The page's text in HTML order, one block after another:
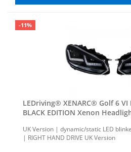
-11%
LED­ri­ving® XE­N­ARC® Golf 6 VI
BLACK EDI­TI­ON Xenon
UK Ver­si­on | dy­na­mic/sta­tic LED
| RIGHT HAND DRIVE UK Ver­si­on